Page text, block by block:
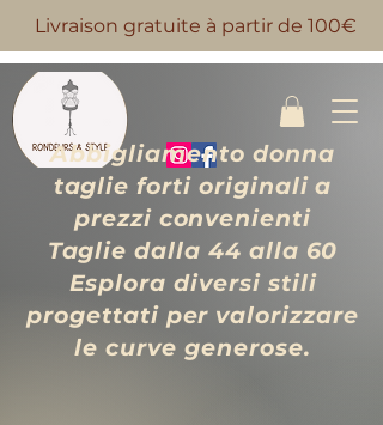
Livraison gratuite à partir de 100€
Abbigliamento donna
taglie forti originali a
prezzi convenienti
Taglie dalla 44 alla 60
Esplora diversi stili
progettati per valorizzare
le curve generose.